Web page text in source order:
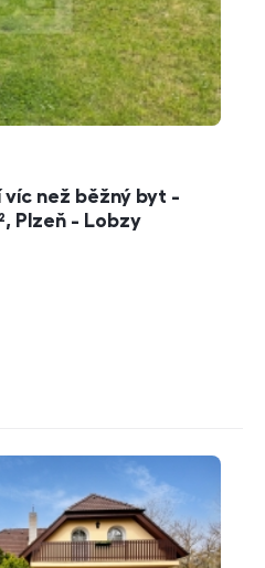
víc než běžný byt -
Plzeň - Lobzy